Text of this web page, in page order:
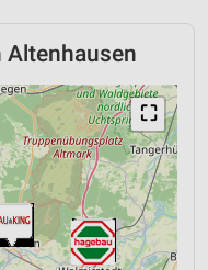
Altenhausen
⛶